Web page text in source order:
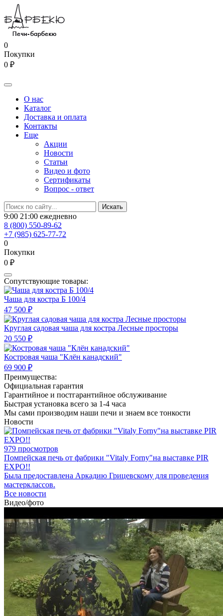
0
Покупки
0 ₽
О нас
Каталог
Доставка и оплата
Контакты
Еще
Акции
Новости
Статьи
Видео и фото
Сертификаты
Вопрос - ответ
9:00 21:00 ежедневно
8 (800) 550-89-62
+7 (985) 625-77-72
0
Покупки
0 ₽
Сопутствующие товары:
Чаша для костра Б 100/4
47 500 ₽
Круглая садовая чаша для костра Лесные просторы
20 550 ₽
Костровая чаша "Клён канадский"
69 900 ₽
Преимущества:
Официальная гарантия
Гарантийное и постгарантийное обслуживание
Быстрая установка всего за 1-4 часа
Мы сами производим наши печи и знаем все тонкости
Новости
979 просмотров
Помпейская печь от фабрики "Vitaly Forny"на выставке PIR
EXPO!!
Была предоставлена Аркадию Грицевскому для проведения
мастерклассов.
Все новости
Видео/фото